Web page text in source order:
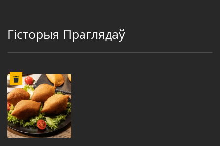
Гісторыя Праглядаў